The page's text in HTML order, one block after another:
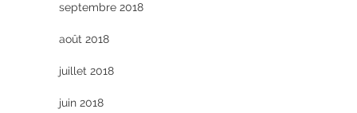
septembre 2018
août 2018
juillet 2018
juin 2018